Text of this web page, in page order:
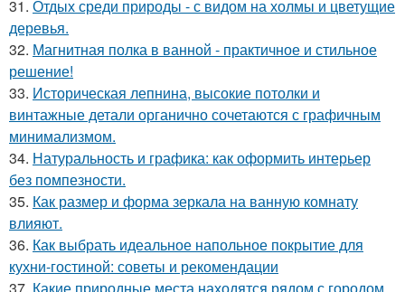
31. Отдых среди природы - с видом на холмы и цветущие
деревья.
32. Магнитная полка в ванной - практичное и стильное
решение!
33. Историческая лепнина, высокие потолки и
винтажные детали органично сочетаются с графичным
минимализмом.
34. Натуральность и графика: как оформить интерьер
без помпезности.
35. Как размер и форма зеркала на ванную комнату
влияют.
36. Как выбрать идеальное напольное покрытие для
кухни-гостиной: советы и рекомендации